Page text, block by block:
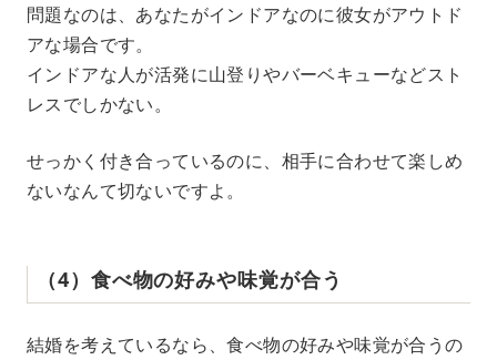
問題なのは、あなたがインドアなのに彼女がアウトド
アな場合です。
インドアな人が活発に山登りやバーベキューなどスト
レスでしかない。
せっかく付き合っているのに、相手に合わせて楽しめ
ないなんて切ないですよ。
（4）食べ物の好みや味覚が合う
結婚を考えているなら、食べ物の好みや味覚が合うの